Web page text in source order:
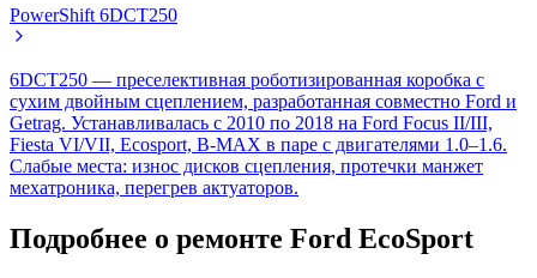
PowerShift 6DCT250
6DCT250 — преселективная роботизированная коробка с
сухим двойным сцеплением, разработанная совместно Ford и
Getrag. Устанавливалась с 2010 по 2018 на Ford Focus II/III,
Fiesta VI/VII, Ecosport, B-MAX в паре с двигателями 1.0–1.6.
Слабые места: износ дисков сцепления, протечки манжет
мехатроника, перегрев актуаторов.
Подробнее о ремонте Ford EcoSport